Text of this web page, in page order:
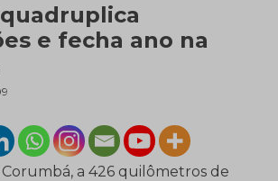
e fecha ano na
a 426 quilômetros de